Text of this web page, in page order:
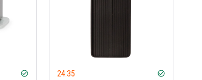
check_circle 24.35 check_circle